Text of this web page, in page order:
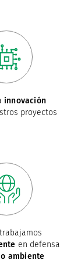
innovación
proyectos
en defensa
ambiente